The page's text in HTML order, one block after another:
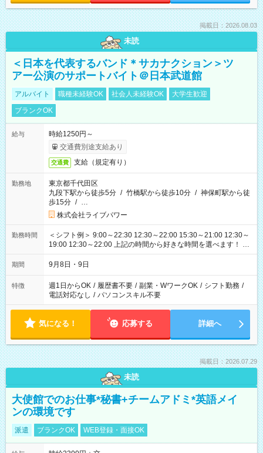
掲載日：2026.08.03
未読
＜日本を代表するバンド＊サカナクション＞ツ
アー公演のサポートバイト＠日本武道館
アルバイト 職種未経験OK 社会人未経験OK
大学生歓迎
ブランクOK
給与
時給1250円～
交通費別途支給あり
交通費 支給（規定有り）
勤務地
東京都千代田区
九段下駅から徒歩5分 / 竹橋駅から徒歩10分 / 神保町駅から徒
歩15分 / …
株式会社ライブパワー
勤務時間
＜シフト例＞ 9:00～22:30 12:30～22:00 15:30～21:00 12:30～
19:00 12:30～22:00 上記の時間から好きな時間を選べます！ ※
時間は変更となる可能性があります
期間 9月8日・9日
特徴 週1日からOK / 履歴書不要 / 副業・WワークOK / シフト勤務 /
電話対応なし / パソコンスキル不要
気になる！ 応募する 詳細へ
掲載日：2026.07.29
未読
大使館でのお仕事*秘書+チームアドミ*英語メイ
ンの環境です
派遣 ブランクOK WEB登録・面接OK